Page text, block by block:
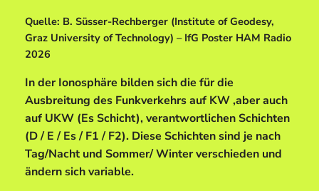
Quelle: B. Süsser-Rechberger (Institute of Geodesy,
Graz University of Technology) – IfG Poster HAM Radio
2026
In der Ionosphäre bilden sich die für die
Ausbreitung des Funkverkehrs auf KW ,aber auch
auf UKW (Es Schicht), verantwortlichen Schichten
(D / E / Es / F1 / F2). Diese Schichten sind je nach
Tag/Nacht und Sommer/ Winter verschieden und
ändern sich variable.